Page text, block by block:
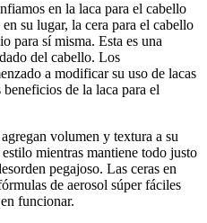
en la laca para el cabello
su lugar, la cera para el cabello
para sí misma. Esta es una
del cabello. Los
a modificar su uso de lacas
de la laca para el
volumen y textura a su
mientras mantiene todo justo
pegajoso. Las ceras en
de aerosol súper fáciles
funcionar.